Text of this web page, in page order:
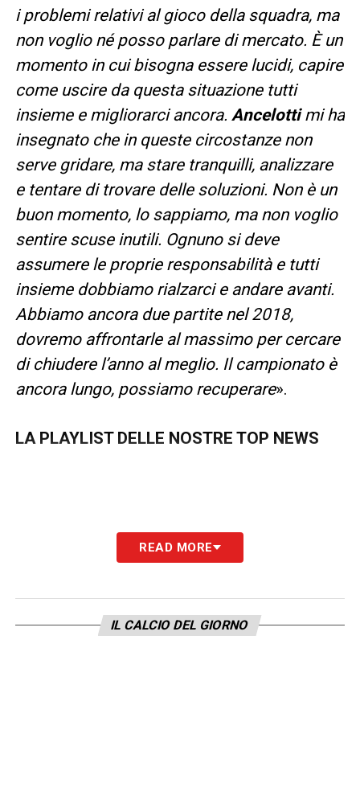
i problemi relativi al gioco della squadra, ma
non voglio né posso parlare di mercato. È un
momento in cui bisogna essere lucidi, capire
come uscire da questa situazione tutti
insieme e migliorarci ancora. Ancelottimi ha
insegnato che in queste circostanze non
serve gridare, ma stare tranquilli, analizzare
e tentare di trovare delle soluzioni. Non è un
buon momento, lo sappiamo, ma non voglio
sentire scuse inutili. Ognuno si deve
assumere le proprie responsabilità e tutti
insieme dobbiamo rialzarci e andare avanti.
Abbiamo ancora due partite nel 2018,
dovremo affrontarle al massimo per cercare
di chiudere l’anno al meglio. Il campionato è
ancora lungo, possiamo recuperare».
LA PLAYLIST DELLE NOSTRE TOP NEWS
READ MORE
IL CALCIO DEL GIORNO